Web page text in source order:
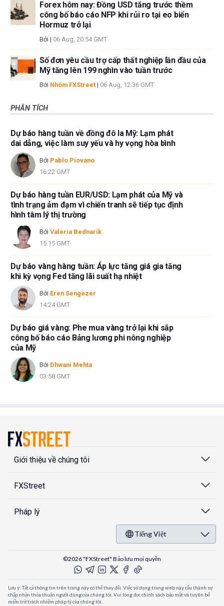
Forex hôm nay: Đồng USD tăng trước thềm
công bố báo cáo NFP khi rủi ro tại eo biển
Hormuz trở lại
Bởi | 06 Aug, 20:54 GMT
Số đơn yêu cầu trợ cấp thất nghiệp lần đầu của
Mỹ tăng lên 199 nghìn vào tuần trước
Bởi Nhóm FXStreet | 06 Aug, 12:36 GMT
PHÂN TÍCH
Dự báo hàng tuần về đồng đô la Mỹ: Lạm phát
dai dẳng, việc làm suy yếu và hy vọng hòa bình
Bởi Pablo Piovano
16:22 GMT
Dự báo hàng tuần EUR/USD: Lạm phát của Mỹ và
tình trạng ảm đạm vì chiến tranh sẽ tiếp tục định
hình tâm lý thị trường
Bởi Valeria Bednarik
15:15 GMT
Dự báo vàng hàng tuần: Áp lực tăng giá gia tăng
khi kỳ vọng Fed tăng lãi suất hạ nhiệt
Bởi Eren Sengezer
14:24 GMT
Dự báo giá vàng: Phe mua vàng trở lại khi sắp
công bố báo cáo Bảng lương phi nông nghiệp
của Mỹ
Bởi Dhwani Mehta
03:58 GMT
Giới thiệu về chúng tôi
FXStreet
Pháp lý
Tiếng Việt
©2026 "FXStreet" Bảo lưu mọi quyền
Lưu ý: Tất cả thông tin trên trang này có thể thay đổi. Việc sử dụng trang web này cấu thành sự
chấp nhận thỏa thuận người dùng của chúng tôi. Vui lòng đọc chính sách bảo mật và tuyên bố
miễn trừ trách nhiệm pháp lý của chúng tôi.